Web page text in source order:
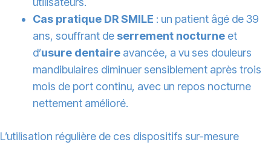
Cas pratique DR SMILE : un patient âgé de 39
ans, souffrant de serrement nocturne et
d’usure dentaire avancée, a vu ses douleurs
mandibulaires diminuer sensiblement après trois
mois de port continu, avec un repos nocturne
nettement amélioré.
L’utilisation régulière de ces dispositifs sur-mesure